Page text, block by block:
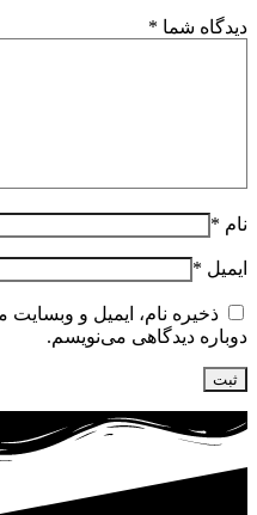
دیدگاه شما *
نام *
ایمیل *
ذخیره نام، ایمیل و
دوباره دیدگاهی می‌نویسم.